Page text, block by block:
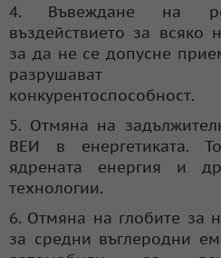
4. Въвеждане на
въздействието за всяко
за да не се допусне
разрушават
конкурентоспособност.
5. Отмяна на
ВЕИ в енергетиката.
ядрената енергия и
технологии.
6. Отмяна на глобите за
за средни въглеродни